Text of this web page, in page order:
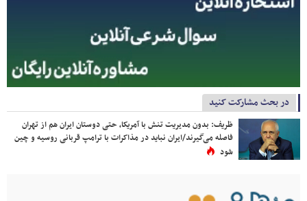
در بحث مشارکت کنید
ظریف: بدون مدیریت تنش با آمریکا، حتی دوستان ایران هم از تهران
فاصله می‌گیرند/ایران نباید در مذاکرات با ترامپ قربانی روسیه و چین
شود